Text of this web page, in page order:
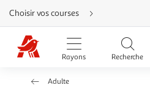
Aller
directement
au
contenu
Aller
directement
Aller
Choisir vos courses
Rayons Recherche
Adulte